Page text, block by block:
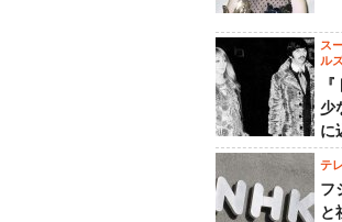
ス
ル
少
に
テ
フ
と